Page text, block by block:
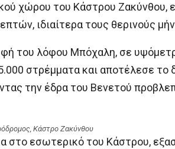
χώρου του Κάστρου Ζακύνθου,
ιδιαίτερα τους θερινούς
του λόφου Μπόχαλη, σε
στρέμματα και αποτέλεσε το
την έδρα του Βενετού
Κάστρο Ζακύνθου
στο εσωτερικό του Κάστρου,